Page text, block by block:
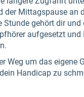
der Mittagspause an
Stunde gehört dir und
aufgesetzt und
Weg um das eigene
Handicap zu